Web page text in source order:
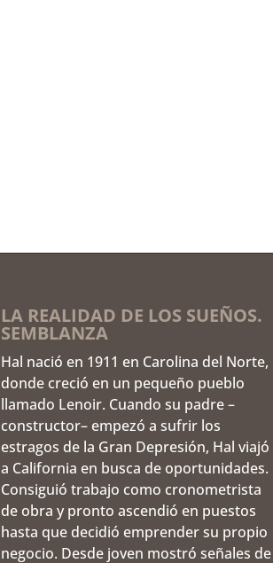
LA REALIDAD DE LOS SUEÑOS.
SEMBLANZA
Hal nació en 1911 en Carolina del Norte,
donde creció en un pequeño pueblo
llamado Lenoir. Cuando su padre –
constructor– empezó a sufrir los
estragos de la Gran Depresión, Hal viajó
a California en busca de oportunidades.
Consiguió trabajo como cronometrista
de obra y pronto ascendió en puestos
hasta que decidió emprender su propio
negocio. Desde joven mostró señales de